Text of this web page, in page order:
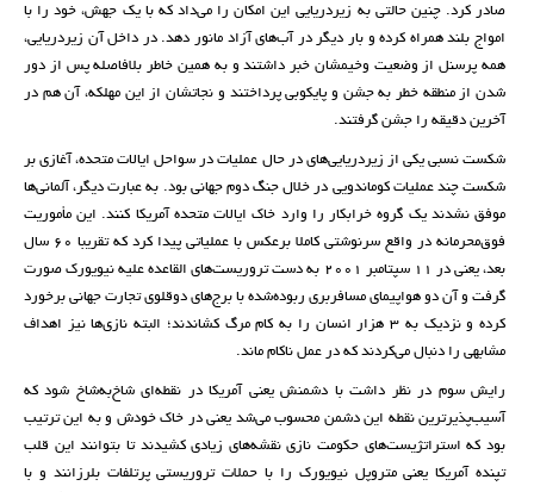
صادر کرد. چنین حالتی به زیر‌دریایی این امکان را می‌داد که با یک جهش، خود را با
امواج بلند همراه کرده و بار دیگر در آب‌های آزاد مانور دهد. در داخل آن زیردریایی،
همه پرسنل از وضعیت وخیمشان خبر داشتند و به همین خاطر بلافاصله پس از دور
شدن از منطقه خطر به جشن و پایکوبی پرداختند و نجاتشان از این مهلکه، آن هم در
آخرین دقیقه را جشن گرفتند.
شکست نسبی یکی از زیردریایی‌های در حال عملیات در سواحل ایالات متحده، آغازی بر
شکست چند عملیات‌ کوماندویی در خلال جنگ دوم جهانی بود. به عبارت دیگر، آلمانی‌ها
موفق نشدند یک گروه خرابکار را وارد خاک ایالات متحده آمریکا کنند. این مأموریت
فوق‌محرمانه در واقع سرنوشتی کاملا برعکس با عملیاتی پیدا کرد که تقریبا ۶۰ سال
بعد، یعنی در ۱۱ سپتامبر ۲۰۰۱ به دست تروریست‌های القاعده علیه نیویورک صورت
گرفت و آن دو هواپیمای مسافربری ربوده‌شده با برج‌های دوقلوی تجارت جهانی برخورد
کرده و نزدیک به ۳ هزار انسان را به کام مرگ کشاندند؛ البته نازی‌ها نیز اهداف
مشابهی را دنبال می‌کردند که در عمل ناکام ماند.
رایش سوم در نظر داشت با دشمنش یعنی آمریکا در نقطه‌ای شاخ‌به‌شاخ شود که
آسیب‌پذیر‌ترین نقطه این دشمن محسوب می‌شد یعنی در خاک خودش و به این ترتیب
بود که استراتژیست‌های حکومت نازی نقشه‌‌های زیادی کشیدند تا بتوانند این قلب
تپنده آمریکا یعنی متروپل نیویورک را با حملات تروریستی پرتلفات بلرزانند و با